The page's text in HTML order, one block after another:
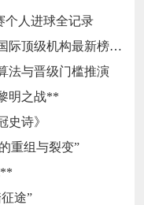
个人进球全记录
级机构最新榜单出炉
法与晋级门槛推演
明之战**
史诗》
重组与裂变”
途”